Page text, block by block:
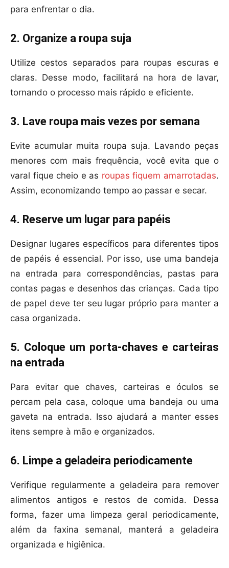
para enfrentar o dia.
2. Organize a roupa suja
Utilize cestos separados para roupas escuras e
claras. Desse modo, facilitará na hora de lavar,
tornando o processo mais rápido e eficiente.
3. Lave roupa mais vezes por semana
Evite acumular muita roupa suja. Lavando peças
menores com mais frequência, você evita que o
varal fique cheio e as roupas fiquem amarrotadas.
Assim, economizando tempo ao passar e secar.
4. Reserve um lugar para papéis
Designar lugares específicos para diferentes tipos
de papéis é essencial. Por isso, use uma bandeja
na entrada para correspondências, pastas para
contas pagas e desenhos das crianças. Cada tipo
de papel deve ter seu lugar próprio para manter a
casa organizada.
5. Coloque um porta-chaves e carteiras
na entrada
Para evitar que chaves, carteiras e óculos se
percam pela casa, coloque uma bandeja ou uma
gaveta na entrada. Isso ajudará a manter esses
itens sempre à mão e organizados.
6. Limpe a geladeira periodicamente
Verifique regularmente a geladeira para remover
alimentos antigos e restos de comida. Dessa
forma, fazer uma limpeza geral periodicamente,
além da faxina semanal, manterá a geladeira
organizada e higiênica.